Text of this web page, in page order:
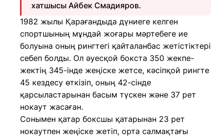
хатшысы Айбек Смадияров.
1982 жылы Қарағандыда дүниеге келген
спортшының мұндай жоғары мәртебеге ие
болуына оның рингтегі қайталанбас жетістіктері
себеп болды. Ол әуесқой бокста 350 жекпе-
жектің 345-інде жеңіске жетсе, кәсіпқой рингте
45 кездесу өткізіп, оның 42-сінде
қарсыластарынан басым түскен және 37 рет
нокаут жасаған.
Сонымен қатар боксшы қатарынан 23 рет
нокаутпен жеңіске жетіп, орта салмақтағы